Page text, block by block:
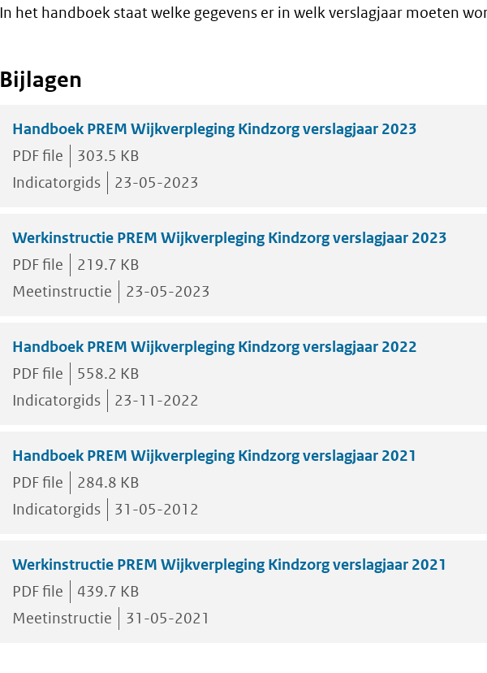
In het handboek staat welke gegevens er in welk verslagjaar moeten
Bijlagen
Handboek PREM Wijkverpleging Kindzorg verslagjaar 2023
PDF file
303.5 KB
Indicatorgids
23-05-2023
Werkinstructie PREM Wijkverpleging Kindzorg verslagjaar 2023
PDF file
219.7 KB
Meetinstructie
23-05-2023
Handboek PREM Wijkverpleging Kindzorg verslagjaar 2022
PDF file
558.2 KB
Indicatorgids
23-11-2022
Handboek PREM Wijkverpleging Kindzorg verslagjaar 2021
PDF file
284.8 KB
Indicatorgids
31-05-2012
Werkinstructie PREM Wijkverpleging Kindzorg verslagjaar 2021
PDF file
439.7 KB
Meetinstructie
31-05-2021